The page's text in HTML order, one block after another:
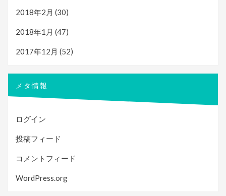
2018年2月 (30)
2018年1月 (47)
2017年12月 (52)
メタ情報
ログイン
投稿フィード
コメントフィード
WordPress.org